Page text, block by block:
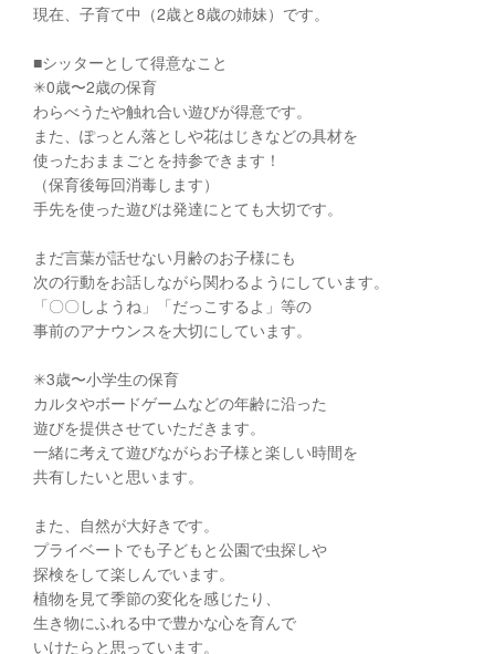
現在、子育て中（2歳と8歳の姉妹）です。
■シッターとして得意なこと
✳︎0歳〜2歳の保育
わらべうたや触れ合い遊びが得意です。
また、ぽっとん落としや花はじきなどの具材を
使ったおままごとを持参できます！
（保育後毎回消毒します）
手先を使った遊びは発達にとても大切です。
まだ言葉が話せない月齢のお子様にも
次の行動をお話しながら関わるようにしています。
「〇〇しようね」「だっこするよ」等の
事前のアナウンスを大切にしています。
✳︎3歳〜小学生の保育
カルタやボードゲームなどの年齢に沿った
遊びを提供させていただきます。
一緒に考えて遊びながらお子様と楽しい時間を
共有したいと思います。
また、自然が大好きです。
プライベートでも子どもと公園で虫探しや
探検をして楽しんでいます。
植物を見て季節の変化を感じたり、
生き物にふれる中で豊かな心を育んで
いけたらと思っています。